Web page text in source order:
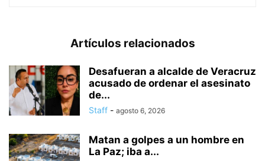
Artículos relacionados
Desafueran a alcalde de Veracruz
acusado de ordenar el asesinato
de...
Staff - agosto 6, 2026
Matan a golpes a un hombre en
La Paz; iba a...